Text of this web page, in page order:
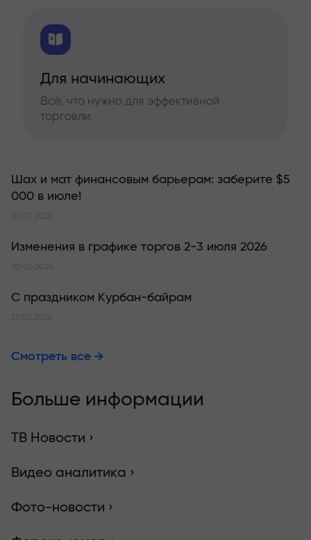
Для начинающих
Всё, что нужно для эффективной
торговли
Шах и мат финансовым барьерам: заберите $5
000 в июле!
02.07.2026
Изменения в графике торгов 2-3 июля 2026
30.06.2026
С праздником Курбан-байрам
27.05.2026
Смотреть все
Больше информации
ТВ Новости ›
Видео аналитика ›
Фото-новости ›